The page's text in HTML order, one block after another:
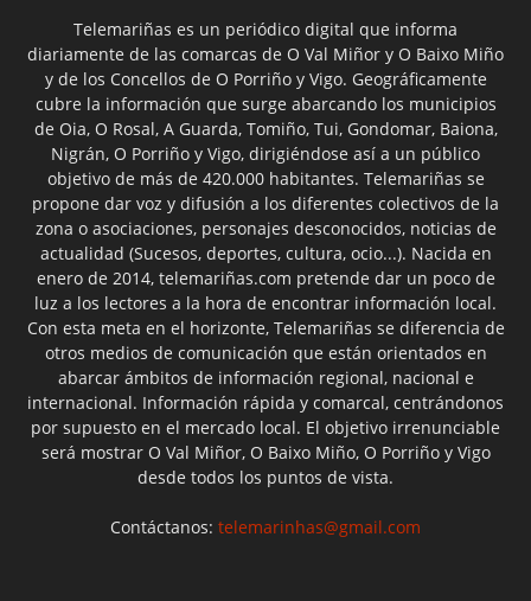
Telemariñas es un periódico digital que informa
diariamente de las comarcas de O Val Miñor y O Baixo Miño
y de los Concellos de O Porriño y Vigo. Geográficamente
cubre la información que surge abarcando los municipios
de Oia, O Rosal, A Guarda, Tomiño, Tui, Gondomar, Baiona,
Nigrán, O Porriño y Vigo, dirigiéndose así a un público
objetivo de más de 420.000 habitantes. Telemariñas se
propone dar voz y difusión a los diferentes colectivos de la
zona o asociaciones, personajes desconocidos, noticias de
actualidad (Sucesos, deportes, cultura, ocio...). Nacida en
enero de 2014, telemariñas.com pretende dar un poco de
luz a los lectores a la hora de encontrar información local.
Con esta meta en el horizonte, Telemariñas se diferencia de
otros medios de comunicación que están orientados en
abarcar ámbitos de información regional, nacional e
internacional. Información rápida y comarcal, centrándonos
por supuesto en el mercado local. El objetivo irrenunciable
será mostrar O Val Miñor, O Baixo Miño, O Porriño y Vigo
desde todos los puntos de vista.
Contáctanos: telemarinhas@gmail.com